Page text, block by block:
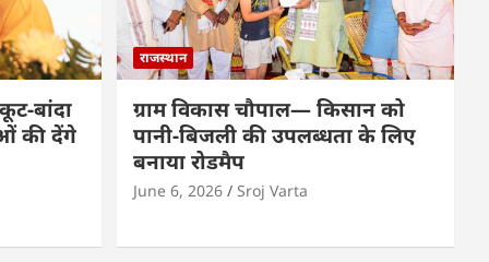
बांदा
की देंगे
राजस्थान
ग्राम विकास चौपाल— किसान को
पानी-बिजली की उपलब्धता के लिए
बनाया रोडमैप
June 6, 2026 Sroj Varta